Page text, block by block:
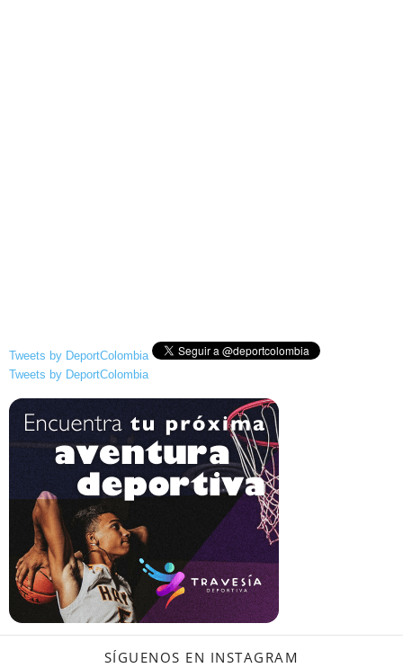
Tweets by DeportColombia
Tweets by DeportColombia
SÍGUENOS EN INSTAGRAM